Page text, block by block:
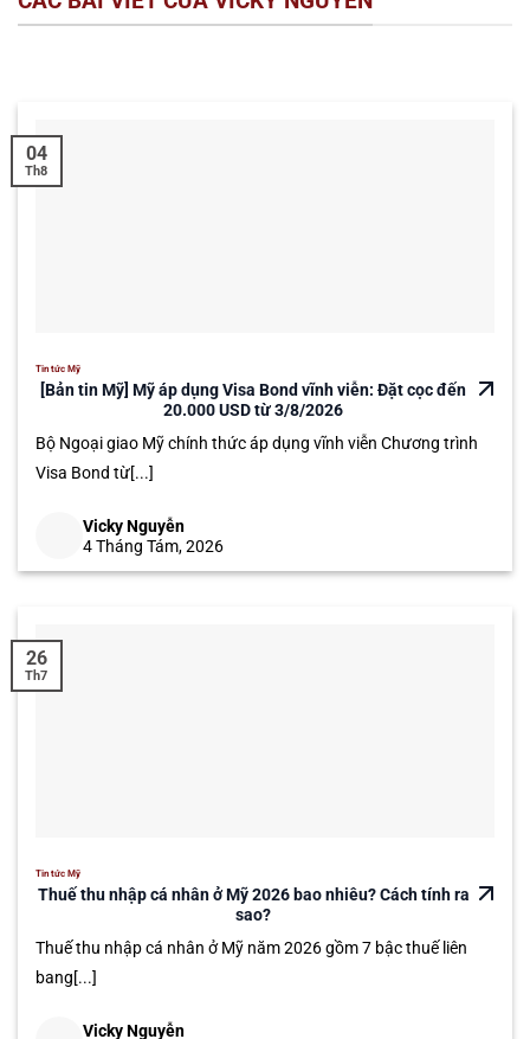
Tin tức Mỹ
[Bản tin Mỹ] Mỹ áp dụng Visa Bond vĩnh viễn: Đặt cọc đến
20.000 USD từ 3/8/2026
Bộ Ngoại giao Mỹ chính thức áp dụng vĩnh viễn Chương trình
Visa Bond từ[...]
Vicky Nguyễn
4 Tháng Tám, 2026
04
Th8
Tin tức Mỹ
Thuế thu nhập cá nhân ở Mỹ 2026 bao nhiêu? Cách tính ra
sao?
Thuế thu nhập cá nhân ở Mỹ năm 2026 gồm 7 bậc thuế liên
bang[...]
Vicky Nguyễn
26
Th7